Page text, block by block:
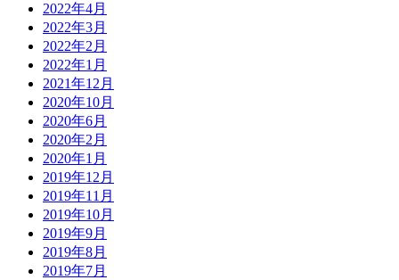
2022年4月
2022年3月
2022年2月
2022年1月
2021年12月
2020年10月
2020年6月
2020年2月
2020年1月
2019年12月
2019年11月
2019年10月
2019年9月
2019年8月
2019年7月